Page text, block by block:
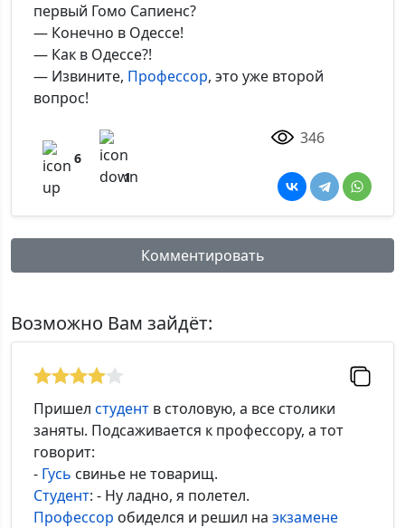
первый Гомо Сапиенс?
— Конечно в Одессе!
— Как в Одессе?!
— Извините, Профессор, это уже второй
вопрос!
6
1
346
Комментировать
Комментарий:
*Максимальное кол-во символов - 500. Ручная модерация.
Возможно Вам зайдёт:
Пришел студент в столовую, а все столики
заняты. Подсаживается к профессору, а тот
говорит:
- Гусь свинье не товарищ.
Студент: - Ну ладно, я полетел.
Профессор обиделся и решил на экзамене